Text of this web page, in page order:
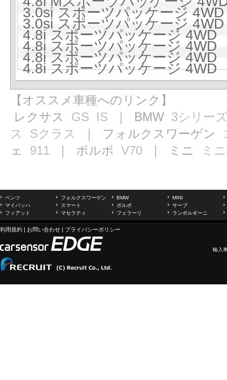
3.0si スポーツパッケージ
3.0si スポーツパッケージ
4.8i スポーツパッケージ
4.8i スポーツパッケージ
4.8i スポーツパッケージ
4.8i スポーツパッケージ
【オススメ車種へのリンク】
レクサス GS IS ｜ BMW 3シリー
ス
Sクラス ｜ フォルクスワーゲン
ェ 911 ｜ ボルボ V70 ｜ ミニ ミニ
ベンツ フォルクスワーゲン BMW
MINI
マイバッハ
スマート ボルボ
サーブ
フィアット
マセラティ フェラーリ ランボルギーニ
利用規約 | お問い合わせ | プライバシーポリシー
輸入